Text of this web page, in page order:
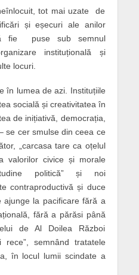
tot mai uzate de
și eșecuri ale anilor
fie puse sub semnul
instituțională și
locuri.
lumea de azi. Instituțiile
socială și creativitatea în
de inițiativă, democrația,
se cer smulse din ceea ce
„carcasa tare ca oțelul
valorilor civice și morale
politică” și noi
contraproductivă și duce
la pacificare fără a
fără a părăsi până
de Al Doilea Război
rece”, semnând tratatele
în locul lumii scindate a